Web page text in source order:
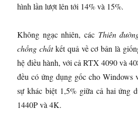
hình lần lượt lên tới 14% và 15%.
Không ngạc nhiên, các Thiên
chồng chấtkết quả về cơ bản là
hệ điều hành, với cả RTX 4090 và
đều có ứng dụng gốc cho Windows
sự khác biệt 1,5% giữa cả hai ứng
1440P và 4K.